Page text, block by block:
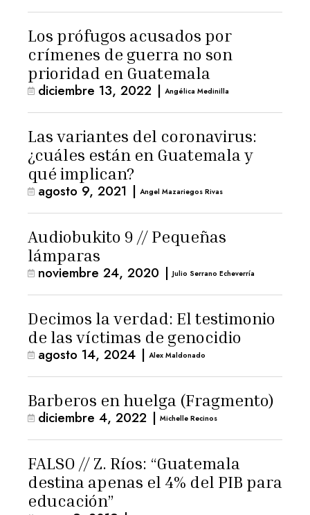
Los prófugos acusados por
crímenes de guerra no son
prioridad en Guatemala
diciembre 13, 2022 | Angélica Medinilla
Las variantes del coronavirus:
¿cuáles están en Guatemala y
qué implican?
agosto 9, 2021 | Angel Mazariegos Rivas
Audiobukito 9 // Pequeñas
lámparas
noviembre 24, 2020 | Julio Serrano Echeverría
Decimos la verdad: El testimonio
de las víctimas de genocidio
agosto 14, 2024 | Alex Maldonado
Barberos en huelga (Fragmento)
diciembre 4, 2022 | Michelle Recinos
FALSO // Z. Ríos: “Guatemala
destina apenas el 4% del PIB para
educación”